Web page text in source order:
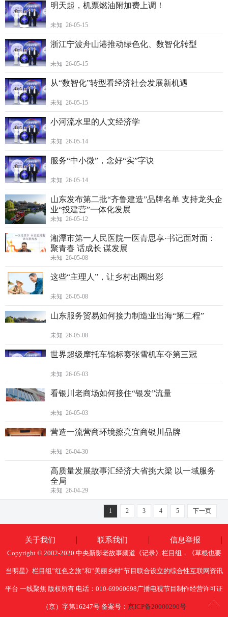
明天起，机票燃油附加费上调！
未知 26-05-15
浙江宁波舟山港推动绿色化、数智化转型
未知 26-05-15
从“数智化”转型看经济社会发展新机遇
未知 26-05-15
小河流水里的人文经济学
未知 26-05-14
服务“中小微”，念好“实”字诀
未知 26-05-14
山东发布第二批“齐鲁建造”品牌名单 支持龙头企
业“投建营”一体化发展
未知 26-05-12
湘潭市第一人民医院一医青思享·书记面对面：
聚青春 话成长 谋发展
未知 26-05-08
这些“主理人”，让乡村出圈出彩
未知 26-05-08
山东服务贸易如何接力制造业出海“第二程”
未知 26-05-08
世界超级摩托车锦标赛张雪机车夺第三冠
未知 26-05-03
看银川老商场如何接住“银发”流量
未知 26-05-03
营造一流营商环境擦亮宜商银川品牌
未知 26-04-30
高质量发展故事汇经济大省挑大梁 以一域服务
全局
未知 26-04-29
1 2 3 4 5 下一页
关于我们 联系我们 信息举报
Copyright © 2002-2020 中央新影老故事频道《记录》栏目组，《草根也要
当明星》栏目组”红色之旅”和”美丽乡村”节目联合设立的综合性互联网资讯
平台 一线聚焦 版权所有 电话：010-69960698广播电视节目制作经营许可证
（京）字第16247号 备案号： 京ICP备20000290号